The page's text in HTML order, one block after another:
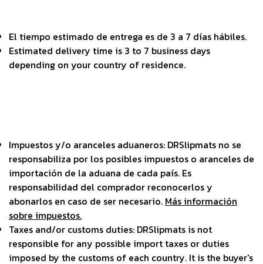
El tiempo estimado de entrega es de 3 a 7 días hábiles.
Estimated delivery time is 3 to 7 business days
depending on your country of residence.
Impuestos y/o aranceles aduaneros: DRSlipmats no se
responsabiliza por los posibles impuestos o aranceles de
importación de la aduana de cada país. Es
responsabilidad del comprador reconocerlos y
abonarlos en caso de ser necesario. Más información
sobre impuestos.
Taxes and/or customs duties: DRSlipmats is not
responsible for any possible import taxes or duties
imposed by the customs of each country. It is the buyer's